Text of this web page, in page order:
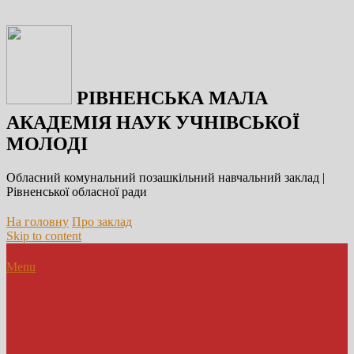
РІВНЕНСЬКА МАЛА
АКАДЕМІЯ НАУК УЧНІВСЬКОЇ
МОЛОДІ
Обласний комунальний позашкільний навчальний заклад |
Рівненської обласної ради
На головну Про заклад
Skip to content
Menu